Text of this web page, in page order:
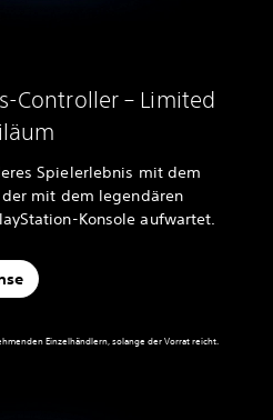
Controller – Limited
Spielerlebnis mit dem
der mit dem legendären
Konsole aufwartet.
Einzelhändlern, solange der Vorrat reicht.